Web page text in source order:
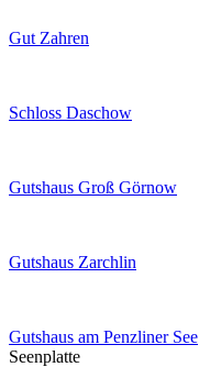
Gut Zahren
Schloss Daschow
Gutshaus Groß Görnow
Gutshaus Zarchlin
Gutshaus am Penzliner See
Seenplatte